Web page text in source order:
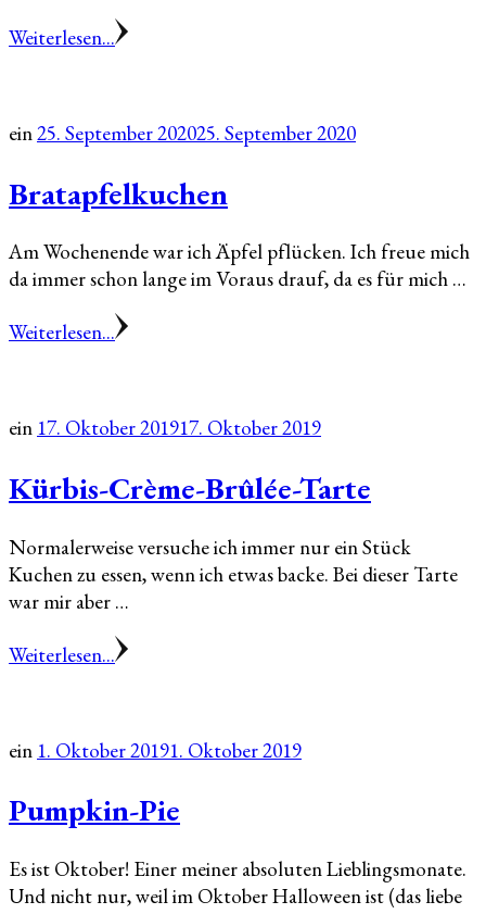
Weiterlesen...
ein25. September 202025. September 2020
Bratapfelkuchen
Am Wochenende war ich Äpfel pflücken. Ich freue mich
da immer schon lange im Voraus drauf, da es für mich …
Weiterlesen...
ein 17. Oktober 201917. Oktober 2019
Kürbis-Crème-Brûlée-Tarte
Normalerweise versuche ich immer nur ein Stück
Kuchen zu essen, wenn ich etwas backe. Bei dieser Tarte
war mir aber …
Weiterlesen...
ein 1. Oktober 20191. Oktober 2019
Pumpkin-Pie
Es ist Oktober! Einer meiner absoluten Lieblingsmonate.
Und nicht nur, weil im Oktober Halloween ist (das liebe